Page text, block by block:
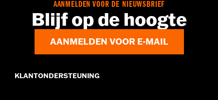
AANMELDEN VOOR DE NIEUWSBRIEF
Blijf op de hoogte
AANMELDEN VOOR E-MAIL
KLANTONDERSTEUNING